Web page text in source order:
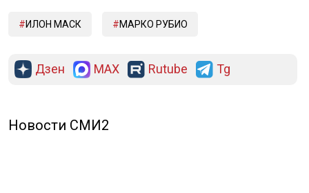
ИЛОН МАСК МАРКО РУБИО
Дзен MAX Rutube Tg
Новости СМИ2